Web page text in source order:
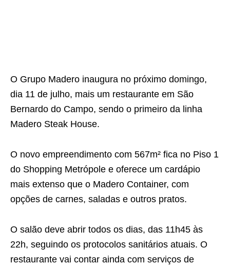
O Grupo Madero inaugura no próximo domingo,
dia 11 de julho, mais um restaurante em São
Bernardo do Campo, sendo o primeiro da linha
Madero Steak House.
O novo empreendimento com 567m² fica no Piso 1
do Shopping Metrópole e oferece um cardápio
mais extenso que o Madero Container, com
opções de carnes, saladas e outros pratos.
O salão deve abrir todos os dias, das 11h45 às
22h, seguindo os protocolos sanitários atuais. O
restaurante vai contar ainda com serviços de